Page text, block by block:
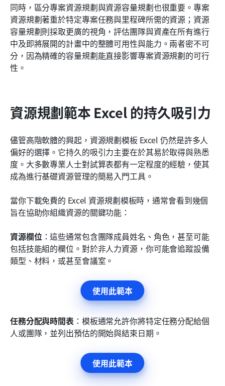
同時，區分專案資源規劃與資源容量規劃也很重要。專案
資源規劃著重於特定專案任務與里程碑所需的資源；資源
容量規劃則採取更廣的視角，評估團隊與資產在所有進行
中及即將展開的計畫中的整體可用性與能力。兩者密不可
分，因為精確的容量規劃能直接影響專案資源規劃的可行
性。
資源規劃範本 Excel 的持久吸引力
儘管高階軟體的興起，資源規劃模板 Excel 仍然是許多人
偏好的選擇。它持久的吸引力主要在於其易於取得與熟悉
度。大多數專業人士對試算表都有一定程度的經驗，使其
成為進行基礎資源管理的簡易入門工具。
當你下載免費的 Excel 資源規劃模板時，通常會看到幾個
旨在協助你組織資源的關鍵功能：
資源欄位：這些通常包含團隊成員姓名、角色，甚至可能
包括技能組的欄位。對於非人力資源，你可能會追蹤設備
類型、材料，或甚至會議室。
使用此範本
任務分配與時間表：模板通常允許你將特定任務分配給個
人或團隊，並列出預估的開始與結束日期。
使用此範本